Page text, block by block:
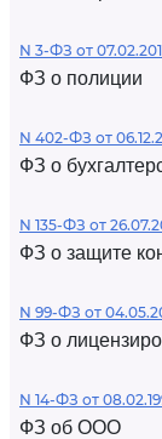
N 3-ФЗ от
ФЗ о полиции
N 402-ФЗ от
ФЗ о
N 135-ФЗ от
ФЗ о защите
N 99-ФЗ от
ФЗ о
N 14-ФЗ от
ФЗ об ООО